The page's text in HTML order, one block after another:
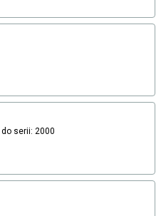
do serii: 2000